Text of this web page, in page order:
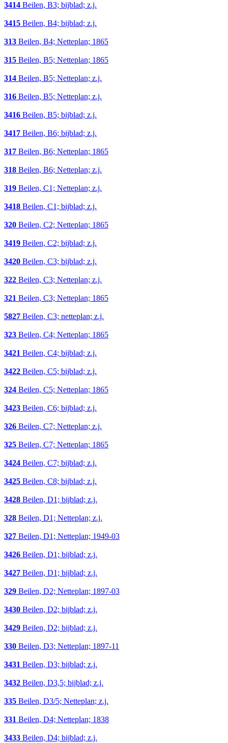
3414 Beilen, B3; bijblad; z.j.
3415 Beilen, B4; bijblad; z.j.
313 Beilen, B4; Netteplan; 1865
315 Beilen, B5; Netteplan; 1865
314 Beilen, B5; Netteplan; z.j.
316 Beilen, B5; Netteplan; z.j.
3416 Beilen, B5; bijblad; z.j.
3417 Beilen, B6; bijblad; z.j.
317 Beilen, B6; Netteplan; 1865
318 Beilen, B6; Netteplan; z.j.
319 Beilen, C1; Netteplan; z.j.
3418 Beilen, C1; bijblad; z.j.
320 Beilen, C2; Netteplan; 1865
3419 Beilen, C2; bijblad; z.j.
3420 Beilen, C3; bijblad; z.j.
322 Beilen, C3; Netteplan; z.j.
321 Beilen, C3; Netteplan; 1865
5827 Beilen, C3; netteplan; z.j.
323 Beilen, C4; Netteplan; 1865
3421 Beilen, C4; bijblad; z.j.
3422 Beilen, C5; bijblad; z.j.
324 Beilen, C5; Netteplan; 1865
3423 Beilen, C6; bijblad; z.j.
326 Beilen, C7; Netteplan; z.j.
325 Beilen, C7; Netteplan; 1865
3424 Beilen, C7; bijblad; z.j.
3425 Beilen, C8; bijblad; z.j.
3428 Beilen, D1; bijblad; z.j.
328 Beilen, D1; Netteplan; z.j.
327 Beilen, D1; Netteplan; 1949-03
3426 Beilen, D1; bijblad; z.j.
3427 Beilen, D1; bijblad; z.j.
329 Beilen, D2; Netteplan; 1897-03
3430 Beilen, D2; bijblad; z.j.
3429 Beilen, D2; bijblad; z.j.
330 Beilen, D3; Netteplan; 1897-11
3431 Beilen, D3; bijblad; z.j.
3432 Beilen, D3,5; bijblad; z.j.
335 Beilen, D3/5; Netteplan; z.j.
331 Beilen, D4; Netteplan; 1838
3433 Beilen, D4; bijblad; z.j.